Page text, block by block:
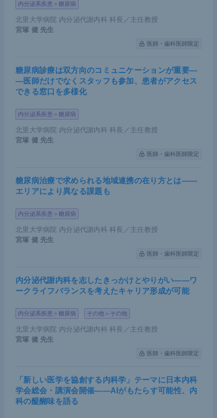
内分泌系疾患＞糖尿病
北里大学病院 内分泌代謝内科 科長／主任教授
宮塚 健 先生
医師・歯科医師限定
糖尿病診療は双方向のコミュニケーションが重要―
―医師だけでなくスタッフも参加、患者がアクセス
できる窓口を多様化
内分泌系疾患＞糖尿病
北里大学病院 内分泌代謝内科 科長／主任教授
宮塚 健 先生
医師・歯科医師限定
糖尿病治療で求められる地域連携の在り方とは――
エリアにより異なる課題も
内分泌系疾患＞糖尿病
北里大学病院 内分泌代謝内科 科長／主任教授
宮塚 健 先生
医師・歯科医師限定
内分泌代謝内科を志したきっかけとやりがい――ワ
ークライフバランスを考えたキャリア形成が可能
内分泌系疾患＞糖尿病 その他＞その他
北里大学病院 内分泌代謝内科 科長／主任教授
宮塚 健 先生
医師・歯科医師限定
「新しい医学を協創する内科学」テーマに日本内科
学会総会・講演会開催――AIがもたらす可能性、内
科の醍醐味を語る